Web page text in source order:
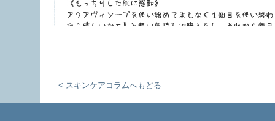
< スキンケアコラムへもどる